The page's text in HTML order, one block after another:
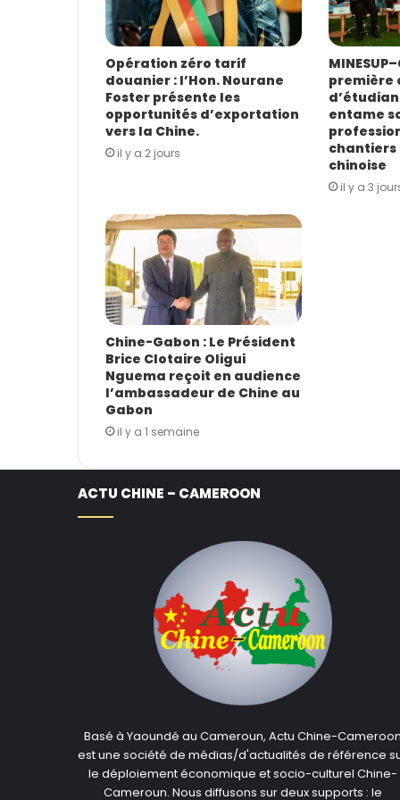
s
s
e
E
m
a
i
l
Opération zéro tarif
douanier : l’Hon. Nourane
Foster présente les
opportunités d’exportation
vers la Chine.
il y a 2 jours
première
entame
chantiers
chinoise
il y a 3
Chine-Gabon : Le Président
Brice Clotaire Oligui
Nguema reçoit en audience
l’ambassadeur de Chine au
Gabon
il y a 1 semaine
ACTU CHINE – CAMEROON
Basé à Yaoundé au Cameroun, Actu Chine-Cameroon
est une société de médias/d'actualités de référence
le déploiement économique et socio-culturel Chine-
Cameroun. Nous diffusons sur deux supports : le